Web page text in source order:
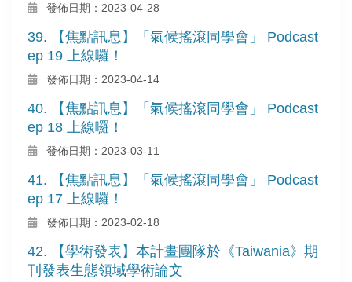
發佈日期：2023-04-28
39. 【焦點訊息】「氣候搖滾同學會」 Podcast
ep 19 上線囉！
發佈日期：2023-04-14
40. 【焦點訊息】「氣候搖滾同學會」 Podcast
ep 18 上線囉！
發佈日期：2023-03-11
41. 【焦點訊息】「氣候搖滾同學會」 Podcast
ep 17 上線囉！
發佈日期：2023-02-18
42. 【學術發表】本計畫團隊於《Taiwania》期
刊發表生態領域學術論文